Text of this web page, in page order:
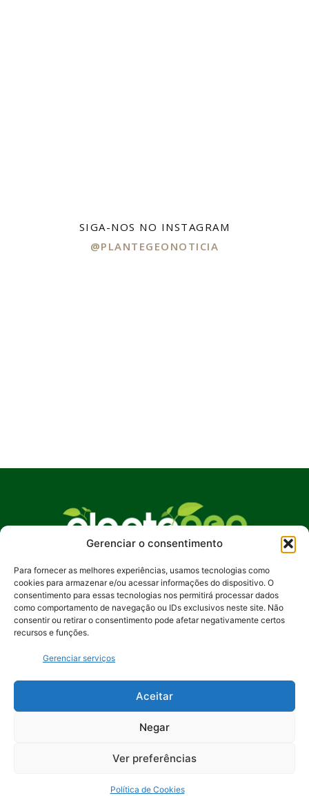
Gerenciar o consentimento
Para fornecer as melhores experiências, usamos tecnologias como
cookies para armazenar e/ou acessar informações do dispositivo. O
consentimento para essas tecnologias nos permitirá processar dados
como comportamento de navegação ou IDs exclusivos neste site. Não
consentir ou retirar o consentimento pode afetar negativamente certos
recursos e funções.
Gerenciar serviços
Aceitar
Negar
Ver preferências
Política de Cookies
SIGA-NOS NO INSTAGRAM
@PLANTEGEONOTICIA
No Plante Geo Notícias, buscamos promover
uma compreensão mais profunda das questões
ambientais, incentivando ações sustentáveis e
despertando o interesse pela preservação de
nosso planeta. Junte-se a nós na jornada rumo a
um futuro mais verde e equilibrado.
Contato:contato@plantegeonoticias.com.br
© 2024 Plante Geo Notícias. Feito porUios - Soluções Digitais